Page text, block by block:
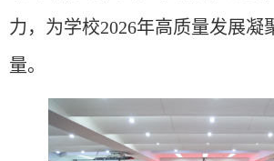
力，为学校2026年高质量发展凝
量。